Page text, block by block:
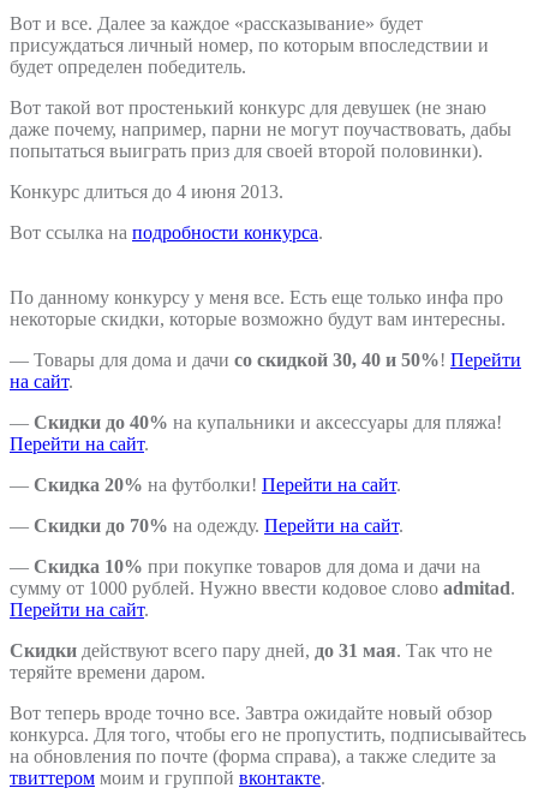
Вот и все. Далее за каждое «рассказывание» будет
присуждаться личный номер, по которым впоследствии и
будет определен победитель.
Вот такой вот простенький конкурс для девушек (не знаю
даже почему, например, парни не могут поучаствовать, дабы
попытаться выиграть приз для своей второй половинки).
Конкурс длиться до 4 июня 2013.
Вот ссылка на подробности конкурса.
По данному конкурсу у меня все. Есть еще только инфа про
некоторые скидки, которые возможно будут вам интересны.
— Товары для дома и дачи со скидкой 30, 40 и 50%! Перейти
на сайт.
— Скидки до 40% на купальники и аксессуары для пляжа!
Перейти на сайт.
— Скидка 20% на футболки! Перейти на сайт.
— Скидки до 70% на одежду. Перейти на сайт.
— Скидка 10% при покупке товаров для дома и дачи на
сумму от 1000 рублей. Нужно ввести кодовое слово admitad.
Перейти на сайт.
Скидки действуют всего пару дней, до 31 мая. Так что не
теряйте времени даром.
Вот теперь вроде точно все. Завтра ожидайте новый обзор
конкурса. Для того, чтобы его не пропустить, подписывайтесь
на обновления по почте (форма справа), а также следите за
твиттером моим и группой вконтакте.